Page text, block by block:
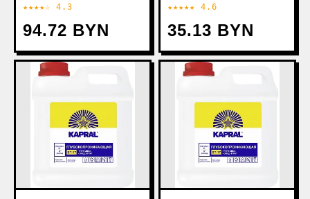
★★★★☆ 4.3
94.72 BYN
★★★★★ 4.6
35.13 BYN